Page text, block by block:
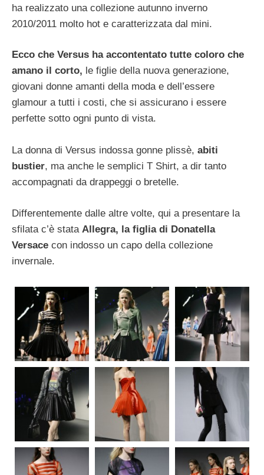
ha realizzato una collezione autunno inverno
2010/2011 molto hot e caratterizzata dal mini.
Ecco che Versus ha accontentato tutte coloro che
amano il corto, le figlie della nuova generazione,
giovani donne amanti della moda e dell’essere
glamour a tutti i costi, che si assicurano i essere
perfette sotto ogni punto di vista.
La donna di Versus indossa gonne plissè, abiti
bustier, ma anche le semplici T Shirt, a dir tanto
accompagnati da drappeggi o bretelle.
Differentemente dalle altre volte, qui a presentare la
sfilata c’è stata Allegra, la figlia di Donatella
Versace con indosso un capo della collezione
invernale.